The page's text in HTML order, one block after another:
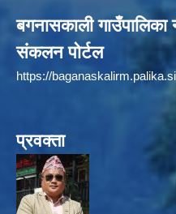
बगनासकाली
संकलन पोर्टल
https://
प्रवक्ता